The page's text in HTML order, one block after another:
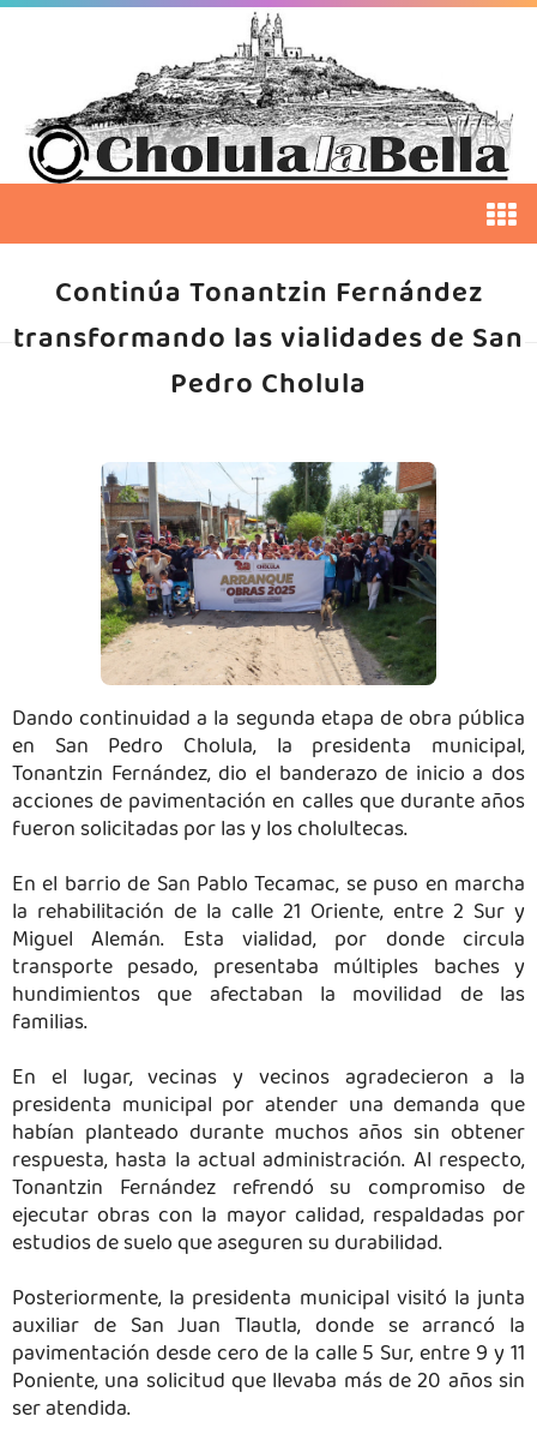
Continúa Tonantzin Fernández
transformando las vialidades de San
Pedro Cholula
Dando continuidad a la segunda etapa de obra pública
en San Pedro Cholula, la presidenta municipal,
Tonantzin Fernández, dio el banderazo de inicio a dos
acciones de pavimentación en calles que durante años
fueron solicitadas por las y los cholultecas.
En el barrio de San Pablo Tecamac, se puso en marcha
la rehabilitación de la calle 21 Oriente, entre 2 Sur y
Miguel Alemán. Esta vialidad, por donde circula
transporte pesado, presentaba múltiples baches y
hundimientos que afectaban la movilidad de las
familias.
En el lugar, vecinas y vecinos agradecieron a la
presidenta municipal por atender una demanda que
habían planteado durante muchos años sin obtener
respuesta, hasta la actual administración. Al respecto,
Tonantzin Fernández refrendó su compromiso de
ejecutar obras con la mayor calidad, respaldadas por
estudios de suelo que aseguren su durabilidad.
Posteriormente, la presidenta municipal visitó la junta
auxiliar de San Juan Tlautla, donde se arrancó la
pavimentación desde cero de la calle 5 Sur, entre 9 y 11
Poniente, una solicitud que llevaba más de 20 años sin
ser atendida.